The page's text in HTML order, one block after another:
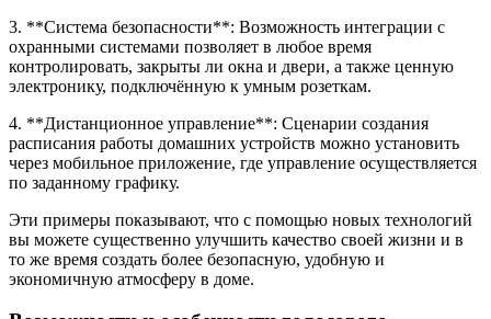
3. **Система безопасности**: Возможность интеграции с
охранными системами позволяет в любое время
контролировать, закрыты ли окна и двери, а также ценную
электронику, подключённую к умным розеткам.
4. **Дистанционное управление**: Сценарии создания
расписания работы домашних устройств можно установить
через мобильное приложение, где управление осуществляется
по заданному графику.
Эти примеры показывают, что с помощью новых технологий
вы можете существенно улучшить качество своей жизни и в
то же время создать более безопасную, удобную и
экономичную атмосферу в доме.